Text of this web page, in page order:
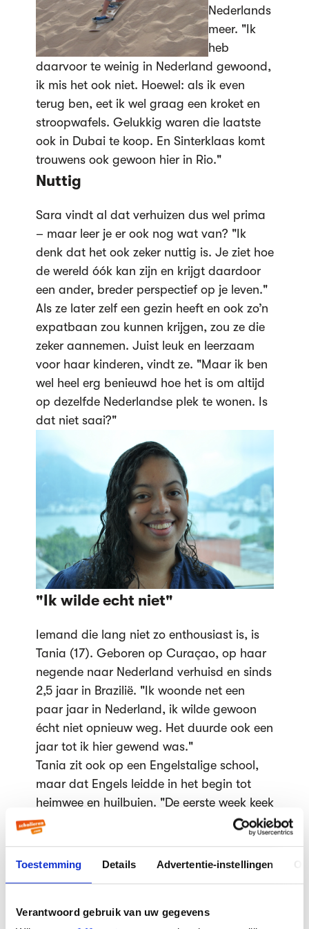
Toestemming Details Advertentie-instellingen
Verantwoord gebruik van uw gegevens
Nederlands
meer. "Ik
heb
daarvoor te weinig in Nederland gewoond,
ik mis het ook niet. Hoewel: als ik even
terug ben, eet ik wel graag een kroket en
stroopwafels. Gelukkig waren die laatste
ook in Dubai te koop. En Sinterklaas komt
trouwens ook gewoon hier in Rio."
Nuttig
Sara vindt al dat verhuizen dus wel prima
– maar leer je er ook nog wat van? "Ik
denk dat het ook zeker nuttig is. Je ziet hoe
de wereld óók kan zijn en krijgt daardoor
een ander, breder perspectief op je leven."
Als ze later zelf een gezin heeft en ook zo’n
expatbaan zou kunnen krijgen, zou ze die
zeker aannemen. Juist leuk en leerzaam
voor haar kinderen, vindt ze. "Maar ik ben
wel heel erg benieuwd hoe het is om altijd
op dezelfde Nederlandse plek te wonen. Is
dat niet saai?"
"Ik wilde echt niet"
Iemand die lang niet zo enthousiast is, is
Tania (17). Geboren op Curaçao, op haar
negende naar Nederland verhuisd en sinds
2,5 jaar in Brazilië. "Ik woonde net een
paar jaar in Nederland, ik wilde gewoon
écht niet opnieuw weg. Het duurde ook een
jaar tot ik hier gewend was."
Tania zit ook op een Engelstalige school,
maar dat Engels leidde in het begin tot
heimwee en huilbuien. "De eerste week keek
ik de scheikundeleraar aan, en dacht ik:
‘nee! Je maakt een grapje! Ik heb geen
idee waar jullie het over hebben!’"
vrienden te nemen, dan nieuwe vrienden te